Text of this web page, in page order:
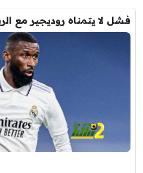
فشل لا يتمناه روديجير مع